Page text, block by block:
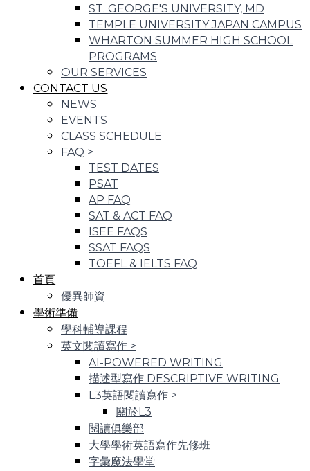
ST. GEORGE'S UNIVERSITY, MD
TEMPLE UNIVERSITY JAPAN CAMPUS
WHARTON SUMMER HIGH SCHOOL
PROGRAMS
OUR SERVICES
CONTACT US
NEWS
EVENTS
CLASS SCHEDULE
FAQ >
TEST DATES
PSAT
AP FAQ
SAT & ACT FAQ
ISEE FAQS
SSAT FAQS
TOEFL & IELTS FAQ
首頁
優異師資
學術準備
學科輔導課程
英文閱讀寫作 >
AI-POWERED WRITING
描述型寫作 DESCRIPTIVE WRITING
L3英語閱讀寫作 >
關於L3
閱讀俱樂部
大學學術英語寫作先修班
字彙魔法學堂